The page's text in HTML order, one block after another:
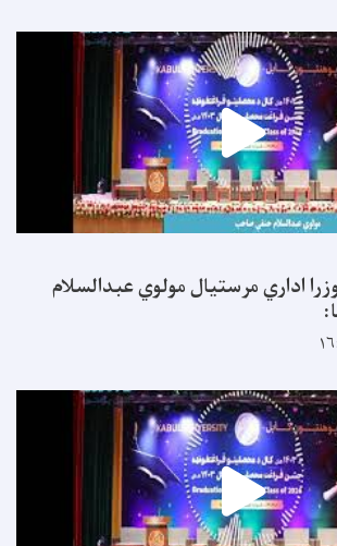
اداري مرستیال مولوي عبدالسلام